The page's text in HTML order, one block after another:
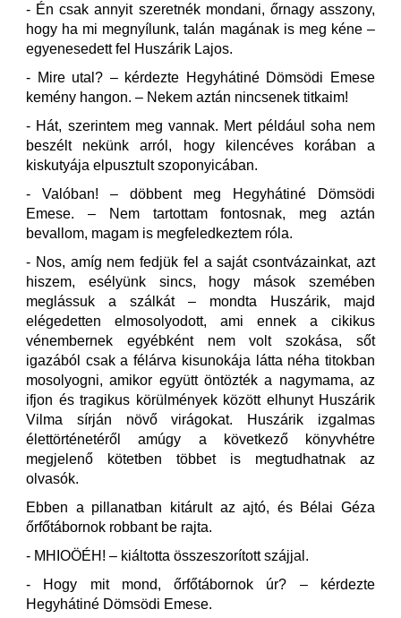
- Én csak annyit szeretnék mondani, őrnagy asszony,
hogy ha mi megnyílunk, talán magának is meg kéne –
egyenesedett fel Huszárik Lajos.
- Mire utal? – kérdezte Hegyhátiné Dömsödi Emese
kemény hangon. – Nekem aztán nincsenek titkaim!
- Hát, szerintem meg vannak. Mert például soha nem
beszélt nekünk arról, hogy kilencéves korában a
kiskutyája elpusztult szoponyicában.
- Valóban! – döbbent meg Hegyhátiné Dömsödi
Emese. – Nem tartottam fontosnak, meg aztán
bevallom, magam is megfeledkeztem róla.
- Nos, amíg nem fedjük fel a saját csontvázainkat, azt
hiszem, esélyünk sincs, hogy mások szemében
meglássuk a szálkát – mondta Huszárik, majd
elégedetten elmosolyodott, ami ennek a cikikus
vénembernek egyébként nem volt szokása, sőt
igazából csak a félárva kisunokája látta néha titokban
mosolyogni, amikor együtt öntözték a nagymama, az
ifjon és tragikus körülmények között elhunyt Huszárik
Vilma sírján növő virágokat. Huszárik izgalmas
élettörténetéről amúgy a következő könyvhétre
megjelenő kötetben többet is megtudhatnak az
olvasók.
Ebben a pillanatban kitárult az ajtó, és Bélai Géza
őrfőtábornok robbant be rajta.
- MHIOÖÉH! – kiáltotta összeszorított szájjal.
- Hogy mit mond, őrfőtábornok úr? – kérdezte
Hegyhátiné Dömsödi Emese.